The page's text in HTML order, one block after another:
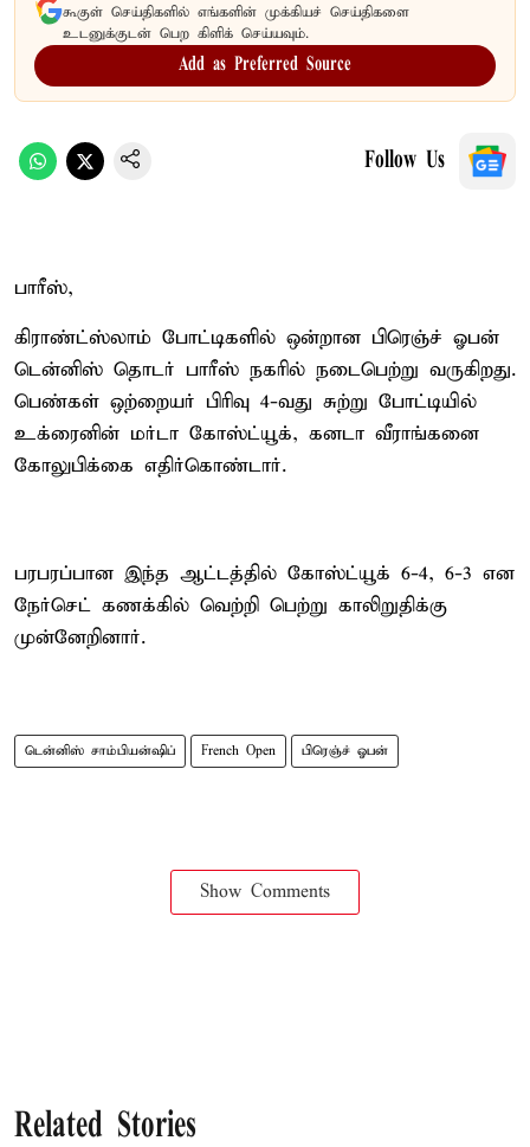
கூகுள் செய்திகளில் எங்களின் முக்கியச் செய்திகளை
உடனுக்குடன் பெற கிளிக் செய்யவும்.
Add as Preferred Source
Follow Us
பாரீஸ்,
கிராண்ட்ஸ்லாம் போட்டிகளில் ஒன்றான பிரெஞ்ச் ஓபன்
டென்னிஸ் தொடர் பாரீஸ் நகரில் நடைபெற்று வருகிறது.
பெண்கள் ஒற்றையர் பிரிவு 4-வது சுற்று போட்டியில்
உக்ரைனின் மர்டா கோஸ்ட்யூக், கனடா வீராங்கனை
கோலுபிக்கை எதிர்கொண்டார்.
பரபரப்பான இந்த ஆட்டத்தில் கோஸ்ட்யூக் 6-4, 6-3 என
நேர்செட் கணக்கில் வெற்றி பெற்று காலிறுதிக்கு
முன்னேறினார்.
டென்னிஸ் சாம்பியன்ஷிப் French Open பிரெஞ்ச் ஓபன்
Show Comments
Related Stories